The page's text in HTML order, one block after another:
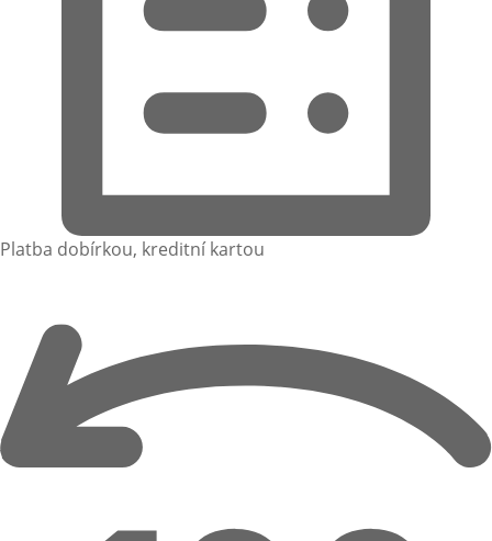
Platba dobírkou, kreditní kartou